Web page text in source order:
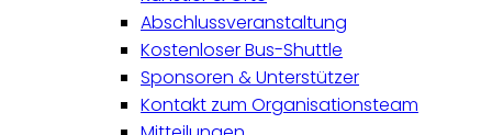
Abschlussveranstaltung
Kostenloser Bus-Shuttle
Sponsoren & Unterstützer
Kontakt zum Organisationsteam